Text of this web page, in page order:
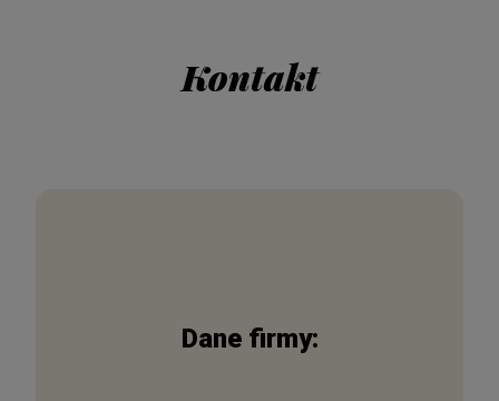
Kontakt
Dane firmy: